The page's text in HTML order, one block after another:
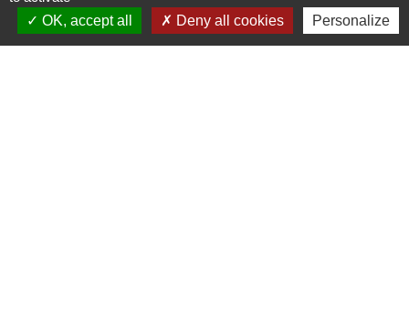
Signaler une erreur sur cette page
OK, accept all
Deny all cookies Personalize